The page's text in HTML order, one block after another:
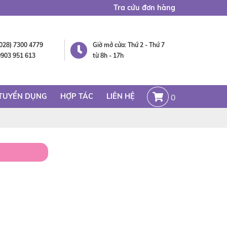
Tra cứu đơn hàng
7300 4779
951 613
Giờ mở cửa: Thứ 2 - Thứ 7
từ 8h - 17h
DỤNG HỢP TÁC LIÊN HỆ 0